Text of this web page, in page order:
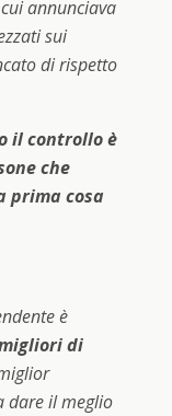
annunciava
sui
di rispetto
il controllo è
che
prima cosa
è
di
dare il meglio